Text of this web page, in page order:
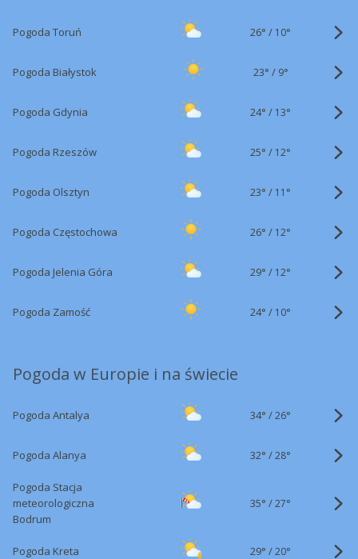
Pogoda Toruń 26° / 10°
Pogoda Białystok 23° / 9°
Pogoda Gdynia 24° / 13°
Pogoda Rzeszów 25° / 12°
Pogoda Olsztyn 23° / 11°
Pogoda Częstochowa 26° / 12°
Pogoda Jelenia Góra 29° / 12°
Pogoda Zamość 24° / 10°
Pogoda w Europie i na świecie
Pogoda Antalya 34° /26°
Pogoda Alanya 32° /28°
Pogoda Stacja
meteorologiczna
Bodrum
35° /27°
Pogoda Kreta 29° /20°